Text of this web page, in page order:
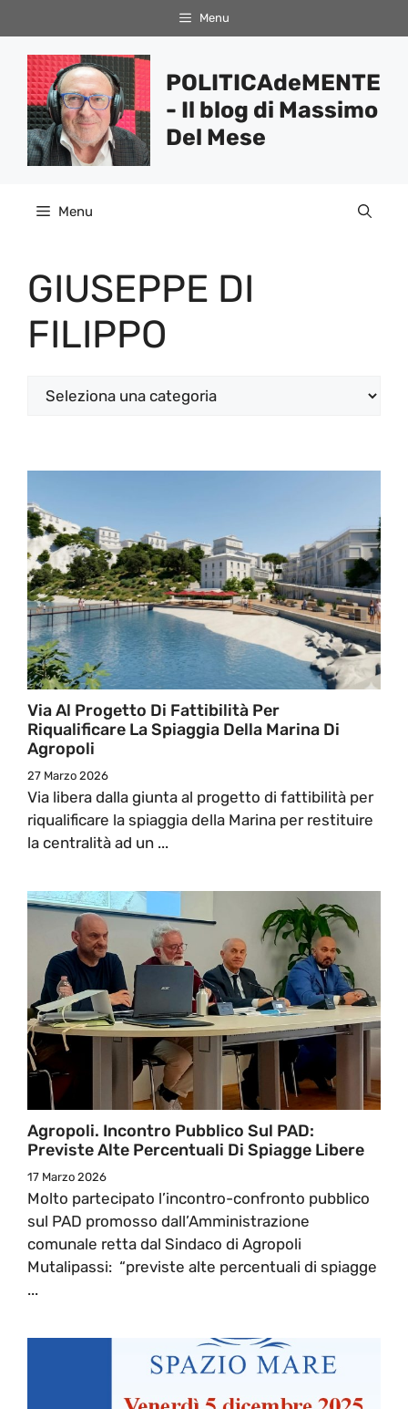
al
contenuto
Menu
POLITICAdeMENTE
- Il blog di Massimo
Del Mese
Menu
GIUSEPPE DI
FILIPPO
Categorie
Via Al Progetto Di Fattibilità Per
Riqualificare La Spiaggia Della Marina Di
Agropoli
27 Marzo 2026
Via libera dalla giunta al progetto di fattibilità per
riqualificare la spiaggia della Marina per restituire
la centralità ad un ...
Agropoli. Incontro Pubblico Sul PAD:
Previste Alte Percentuali Di Spiagge Libere
17 Marzo 2026
Molto partecipato l’incontro-confronto pubblico
sul PAD promosso dall’Amministrazione
comunale retta dal Sindaco di Agropoli
Mutalipassi: “previste alte percentuali di spiagge
...